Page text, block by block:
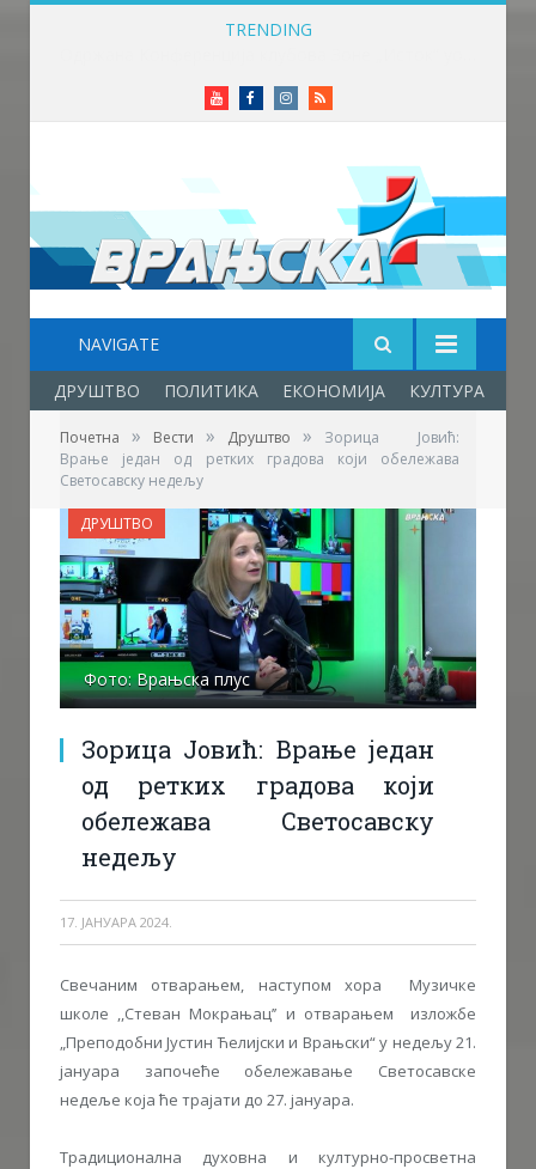
TRENDING
YoutubeFacebookInstagram
RSS
NAVIGATE
ДРУШТВО ПОЛИТИКА ЕКОНОМИЈА КУЛТУРА
Почетна » Вести » Друштво »
Зорица Јовић:
Врање један од ретких градова који обележава
Светосавску недељу
Фото: Врањска плус
Зорица Јовић: Врање један
од ретких градова који
обележава Светосавску
недељу
17. ЈАНУАРА 2024.
ДРУШТВО
Свечаним отварањем, наступом хора Музичке
школе ,,Стеван Мокрањац’’ и отварањем изложбе
„Преподобни Јустин Ћелијски и Врањски“ у недељу 21.
јануара започеће обележавање Светосавске
недеље која ће трајати до 27. јануара.
Традиционална духовна и културно-просветна